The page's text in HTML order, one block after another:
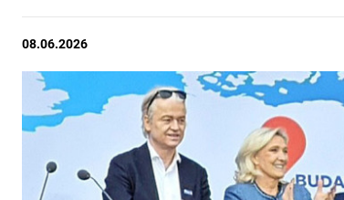
08.06.2026